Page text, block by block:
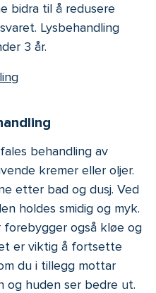
bidra til å redusere
Lysbehandling
3 år.
behandling av
kremer eller oljer.
etter bad og dusj. Ved
holdes smidig og myk.
også kløe og
er viktig å fortsette
du i tillegg mottar
og huden ser bedre ut.